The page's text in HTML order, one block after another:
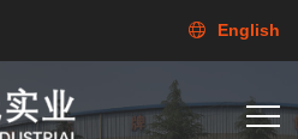
English